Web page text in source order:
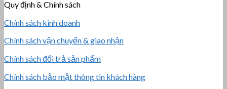
Quy định & Chính sách
Chính sách kinh doanh
Chính sách vận chuyển & giao nhận
Chính sách đổi trả sản phẩm
Chính sách bảo mật thông tin khách hàng